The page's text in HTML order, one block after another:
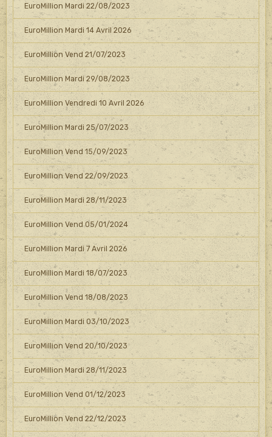
EuroMillion Mardi 22/08/2023
EuroMillion Mardi 14 Avril 2026
EuroMillion Vend 21/07/2023
EuroMillion Mardi 29/08/2023
EuroMillion Vendredi 10 Avril 2026
EuroMillion Mardi 25/07/2023
EuroMillion Vend 15/09/2023
EuroMillion Vend 22/09/2023
EuroMillion Mardi 28/11/2023
EuroMillion Vend 05/01/2024
EuroMillion Mardi 7 Avril 2026
EuroMillion Mardi 18/07/2023
EuroMillion Vend 18/08/2023
EuroMillion Mardi 03/10/2023
EuroMillion Vend 20/10/2023
EuroMillion Mardi 28/11/2023
EuroMillion Vend 01/12/2023
EuroMillion Vend 22/12/2023